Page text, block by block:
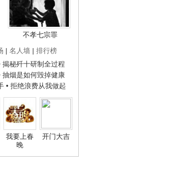
不孝七宗罪
| 名人墙 | 排行榜
揭秘歼十研制全过程
抽烟是如何毁掉健康
• 拒绝浪费从我做起
我要上春
晚
开门大吉